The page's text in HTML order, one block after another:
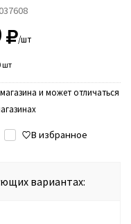
/шт
шт
и может отличаться
В избранное
вариантах: